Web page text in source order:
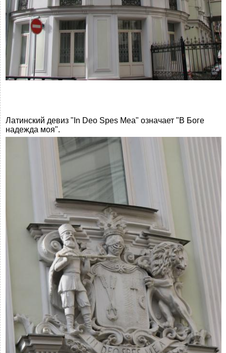
Латинский девиз "In Deo Spes Mea" означает "В Боге
надежда моя".